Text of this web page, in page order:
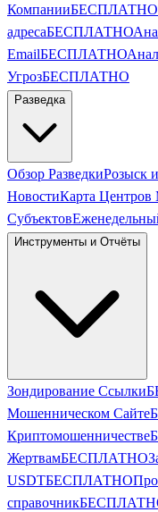
КомпанииБЕСПЛАТНО
адресаБЕСПЛАТНО
EmailБЕСПЛАТНО
УгрозБЕСПЛАТНО
Разведка
Обзор РазведкиРозыск
НовостиКарта Центров
Субъектов
Инструменты и Отчёты
Зондирование Ссылки
Мошенническом Сайте
Криптомошенничестве
ЖертвамБЕСПЛАТНО
USDTБЕСПЛАТНО
справочник